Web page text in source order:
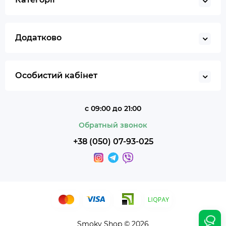
Додатково
Особистий кабінет
с 09:00 до 21:00
Обратный звонок
+38 (050) 07-93-025
Smoky Shop © 2026